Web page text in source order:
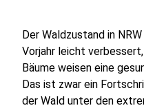
Der Waldzustand in
Vorjahr leicht
Bäume weisen eine
Das ist zwar ein
der Wald unter den